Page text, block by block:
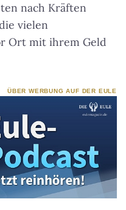
nach Kräften
vielen
Ort mit ihrem Geld
ÜBER WERBUNG AUF DER EULE